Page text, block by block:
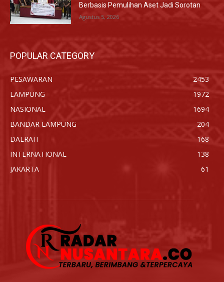
Berbasis Pemulihan Aset Jadi Sorotan
Agustus 5, 2026
POPULAR CATEGORY
PESAWARAN
2453
LAMPUNG
1972
NASIONAL
1694
BANDAR LAMPUNG
204
DAERAH
168
INTERNATIONAL
138
JAKARTA
61